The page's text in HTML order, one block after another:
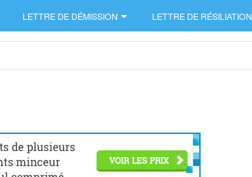
LETTRE DE DÉMISSION LETTRE DE RÉSILIATION